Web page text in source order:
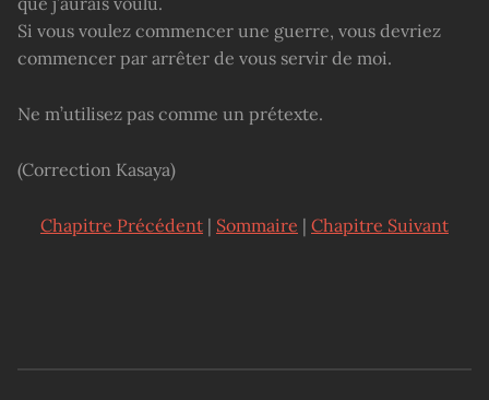
Si vous voulez commencer une guerre, vous devriez
commencer par arrêter de vous servir de moi.
Ne m’utilisez pas comme un prétexte.
(Correction Kasaya)
Chapitre Précédent | Sommaire | Chapitre Suivant